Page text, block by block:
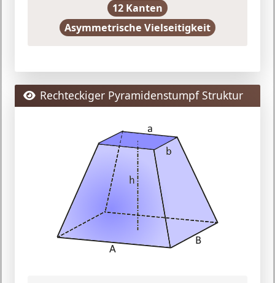
12 Kanten
Asymmetrische Vielseitigkeit
Rechteckiger Pyramidenstumpf Struktur